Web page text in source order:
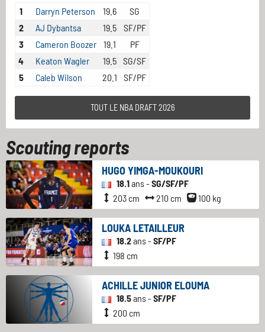
1 Darryn Peterson 19.6
SG
2
AJ Dybantsa 19.5
SF/PF
3
Cameron Boozer 19.1
PF
4
Keaton Wagler 19.5 SG/SF
5
Caleb Wilson 20.1 SF/PF
TOUT LE NBA DRAFT 2026
Scouting reports
HUGO YIMGA-MOUKOURI
18.1ans - SG/SF/PF
203 cm
210 cm 100 kg
LOUKA LETAILLEUR
18.2ans - SF/PF
198 cm
ACHILLE JUNIOR ELOUMA
18.5ans - SF/PF
200 cm